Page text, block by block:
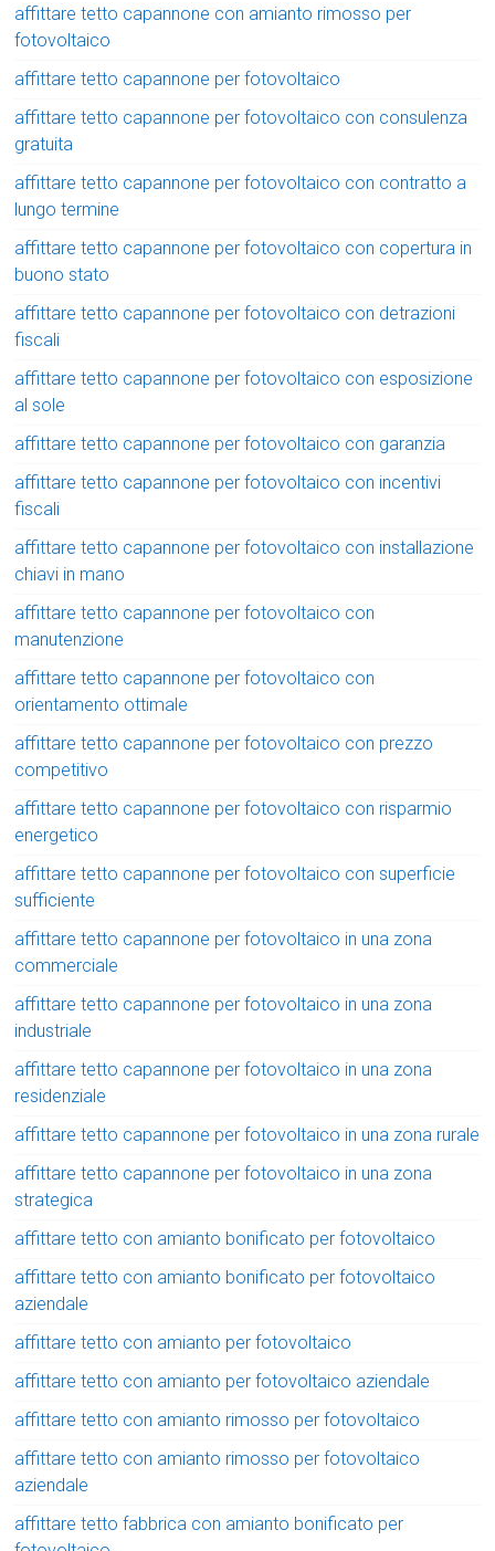
affittare tetto capannone con amianto rimosso per
fotovoltaico
affittare tetto capannone per fotovoltaico
affittare tetto capannone per fotovoltaico con consulenza
gratuita
affittare tetto capannone per fotovoltaico con contratto a
lungo termine
affittare tetto capannone per fotovoltaico con copertura in
buono stato
affittare tetto capannone per fotovoltaico con detrazioni
fiscali
affittare tetto capannone per fotovoltaico con esposizione
al sole
affittare tetto capannone per fotovoltaico con garanzia
affittare tetto capannone per fotovoltaico con incentivi
fiscali
affittare tetto capannone per fotovoltaico con installazione
chiavi in mano
affittare tetto capannone per fotovoltaico con
manutenzione
affittare tetto capannone per fotovoltaico con
orientamento ottimale
affittare tetto capannone per fotovoltaico con prezzo
competitivo
affittare tetto capannone per fotovoltaico con risparmio
energetico
affittare tetto capannone per fotovoltaico con superficie
sufficiente
affittare tetto capannone per fotovoltaico in una zona
commerciale
affittare tetto capannone per fotovoltaico in una zona
industriale
affittare tetto capannone per fotovoltaico in una zona
residenziale
affittare tetto capannone per fotovoltaico in una zona rurale
affittare tetto capannone per fotovoltaico in una zona
strategica
affittare tetto con amianto bonificato per fotovoltaico
affittare tetto con amianto bonificato per fotovoltaico
aziendale
affittare tetto con amianto per fotovoltaico
affittare tetto con amianto per fotovoltaico aziendale
affittare tetto con amianto rimosso per fotovoltaico
affittare tetto con amianto rimosso per fotovoltaico
aziendale
affittare tetto fabbrica con amianto bonificato per